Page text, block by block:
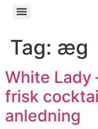
Tag: æg
White Lady
frisk
anledning